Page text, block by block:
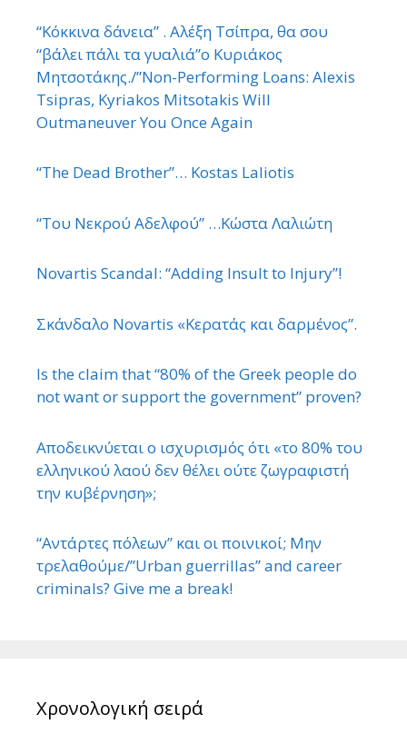
“Κόκκινα δάνεια” . Αλέξη Τσίπρα, θα σου
“βάλει πάλι τα γυαλιά”ο Κυριάκος
Μητσοτάκης./”Non-Performing Loans: Alexis
Tsipras, Kyriakos Mitsotakis Will
Outmaneuver You Once Again
“The Dead Brother”… Kostas Laliotis
“Του Νεκρού Αδελφού” …Κώστα Λαλιώτη
Novartis Scandal: “Adding Insult to Injury”!
Σκάνδαλο Novartis «Κερατάς και δαρμένος”.
Is the claim that “80% of the Greek people do
not want or support the government” proven?
Αποδεικνύεται ο ισχυρισμός ότι «το 80% του
ελληνικού λαού δεν θέλει ούτε ζωγραφιστή
την κυβέρνηση»;
“Αντάρτες πόλεων” και οι ποινικοί; Μην
τρελαθούμε/”Urban guerrillas” and career
criminals? Give me a break!
Χρονολογική σειρά